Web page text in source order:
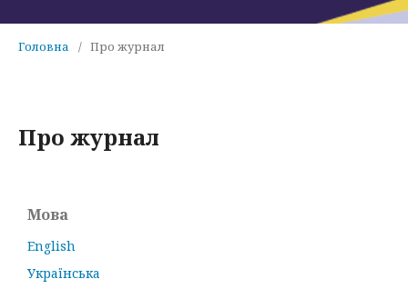
Головна / Про журнал
Про журнал
Мова
English
Українська